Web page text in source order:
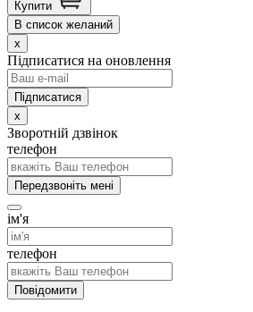
Купити
В список желаний
x
Підписатися на оновлення
x
Зворотній дзвінок
телефон
Передзвоніть мені
ім'я
телефон
Повідомити